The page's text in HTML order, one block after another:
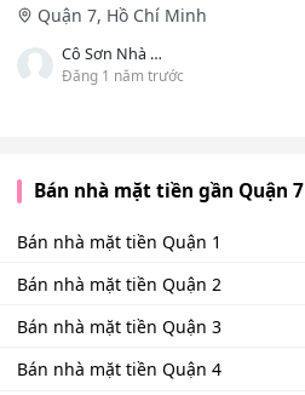
Quận 7, Hồ Chí Minh
Cô Sơn Nhà Phố
Đăng 1 năm trước
Bán nhà mặt tiền gần Quận 7
Bán nhà mặt tiền Quận 1
Bán nhà mặt tiền Quận 2
Bán nhà mặt tiền Quận 3
Bán nhà mặt tiền Quận 4